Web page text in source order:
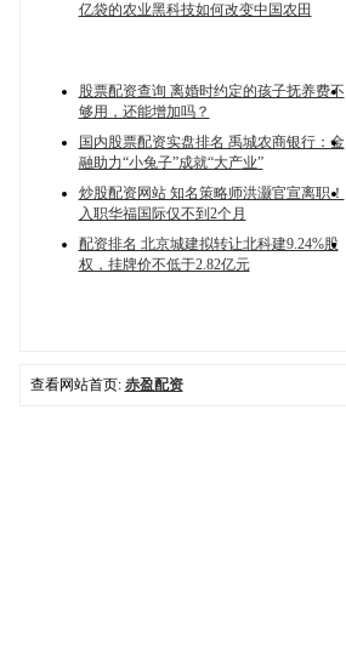
亿袋的农业黑科技如何改变中国农田
股票配资查询 离婚时约定的孩子抚养费不
够用，还能增加吗？
国内股票配资实盘排名 禹城农商银行：金
融助力“小兔子”成就“大产业”
炒股配资网站 知名策略师洪灏官宣离职！
入职华福国际仅不到2个月
配资排名 北京城建拟转让北科建9.24%股
权，挂牌价不低于2.82亿元
查看网站首页: 赤盈配资